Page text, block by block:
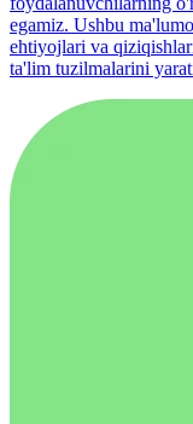
egamiz. Ushbu
ehtiyojlari va
ta'lim tuzilmalarini